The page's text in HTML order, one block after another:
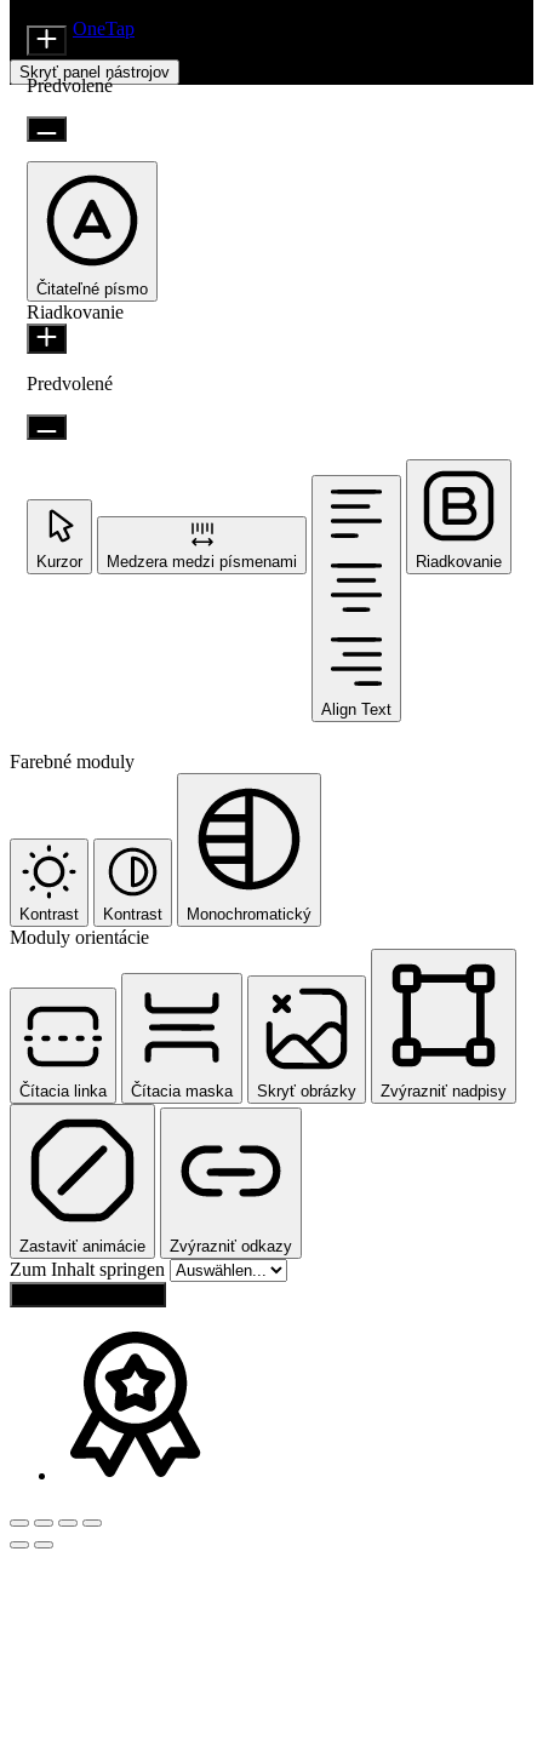
Beží na OneTap
Skryť panel nástrojov
Predvolené
Čitateľné písmo
Riadkovanie
Predvolené
Kurzor Medzera medzi písmenami
Align Text
Riadkovanie
Farebné moduly
Kontrast Kontrast Monochromatický
Moduly orientácie
Čítacia linka Čítacia maska Skryť obrázky Zvýrazniť nadpisy
Zastaviť animácie Zvýrazniť odkazy
Zum Inhalt springen